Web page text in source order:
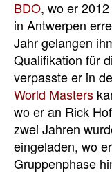
BDO, wo er
in Antwerpen
Jahr gelangen
Qualifikation für
verpasste er in
World Masters
wo er an Rick
zwei Jahren
eingeladen, wo
Gruppenphase